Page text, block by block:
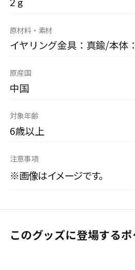
2 g
原材料・素材
イヤリング金具：真鍮/本体
原産国
中国
対象年齢
6歳以上
注意事項
※画像はイメージです。
このグッズに登場する